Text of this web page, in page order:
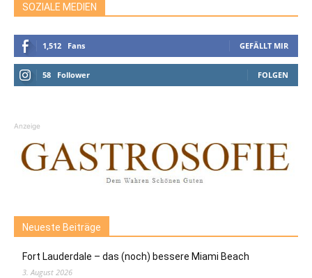
SOZIALE MEDIEN
1,512 Fans GEFÄLLT MIR
58 Follower FOLGEN
Anzeige
Neueste Beiträge
Fort Lauderdale – das (noch) bessere Miami Beach
3. August 2026